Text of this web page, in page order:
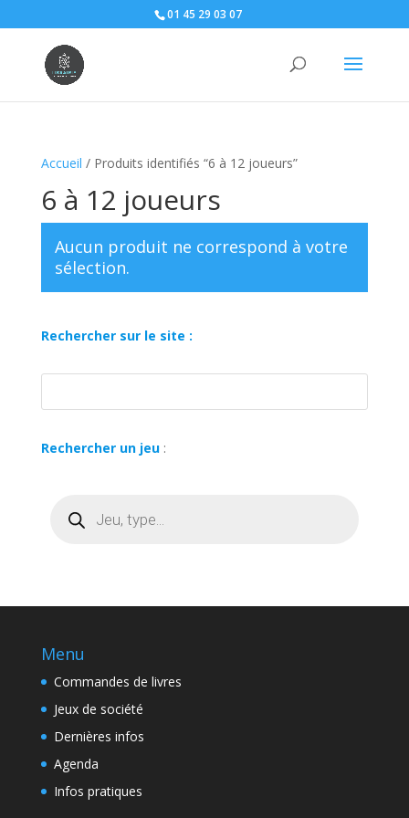
01 45 29 03 07
Accueil / Produits identifiés “6 à 12 joueurs”
6 à 12 joueurs
Aucun produit ne correspond à votre
sélection.
Rechercher sur le site :
Rechercher un jeu:
produits
Menu
Commandes de livres
Jeux de société
Dernières infos
Agenda
Infos pratiques